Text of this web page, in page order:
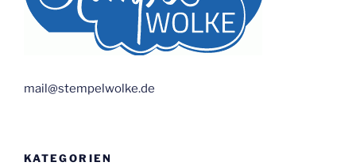
mail@stempelwolke.de
KATEGORIEN